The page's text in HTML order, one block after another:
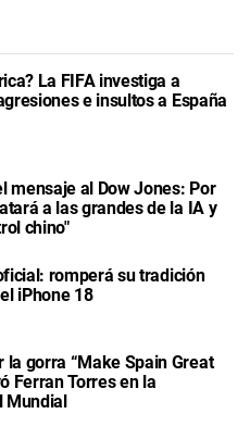
La FIFA investiga a
e insultos a España
mensaje al Dow Jones: Por
a las grandes de la IA y
chino"
romperá su tradición
iPhone 18
la gorra “Make Spain Great
Ferran Torres en la